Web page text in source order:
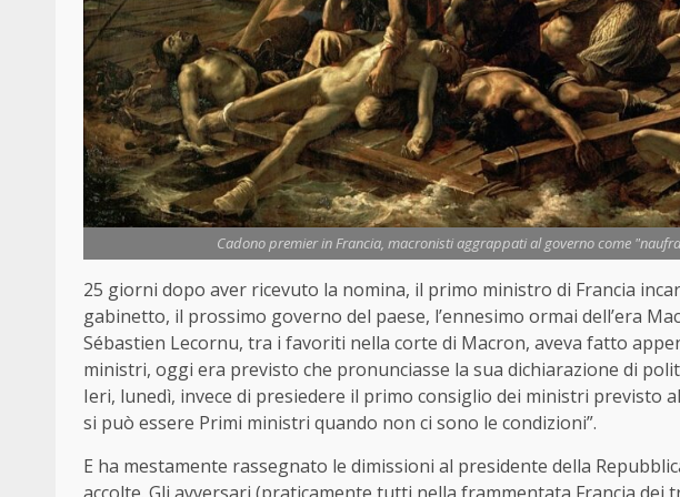
Cadono premier in Francia, macronisti aggrappati al governo come
25 giorni dopo aver ricevuto la nomina, il primo ministro di Francia
gabinetto, il prossimo governo del paese, l’ennesimo ormai dell’era
Sébastien Lecornu, tra i favoriti nella corte di Macron, aveva fatto
ministri, oggi era previsto che pronunciasse la sua dichiarazione di
Ieri, lunedì, invece di presiedere il primo consiglio dei ministri previsto
si può essere Primi ministri quando non ci sono le condizioni”.
E ha mestamente rassegnato le dimissioni al presidente della